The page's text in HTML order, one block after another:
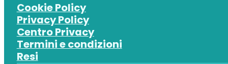
Cookie Policy
Privacy Policy
Centro Privacy
Termini e condizioni
Resi